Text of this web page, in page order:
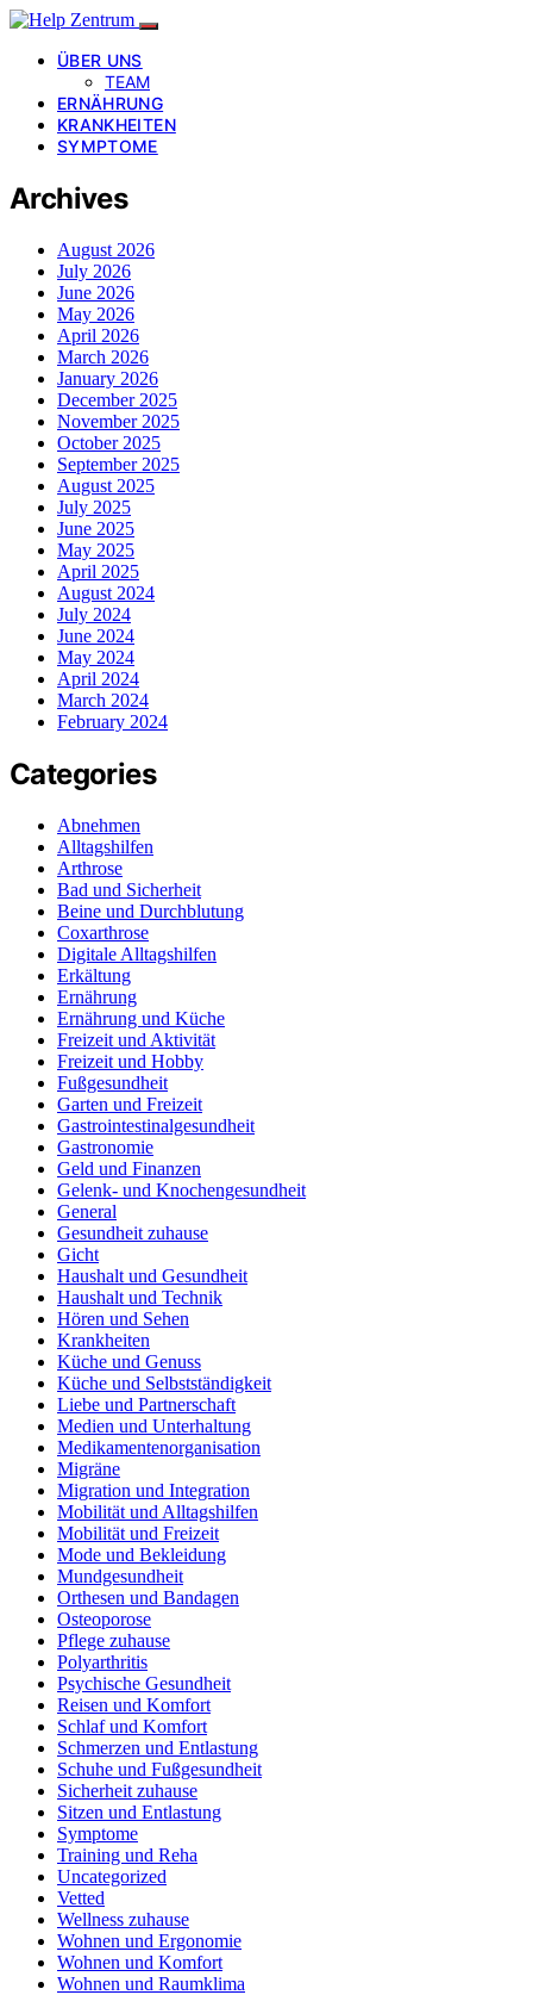
ÜBER UNS
TEAM
ERNÄHRUNG
KRANKHEITEN
SYMPTOME
Archives
August 2026
July 2026
June 2026
May 2026
April 2026
March 2026
January 2026
December 2025
November 2025
October 2025
September 2025
August 2025
July 2025
June 2025
May 2025
April 2025
August 2024
July 2024
June 2024
May 2024
April 2024
March 2024
February 2024
Categories
Abnehmen
Alltagshilfen
Arthrose
Bad und Sicherheit
Beine und Durchblutung
Coxarthrose
Digitale Alltagshilfen
Erkältung
Ernährung
Ernährung und Küche
Freizeit und Aktivität
Freizeit und Hobby
Fußgesundheit
Garten und Freizeit
Gastrointestinalgesundheit
Gastronomie
Geld und Finanzen
Gelenk- und Knochengesundheit
General
Gesundheit zuhause
Gicht
Haushalt und Gesundheit
Haushalt und Technik
Hören und Sehen
Krankheiten
Küche und Genuss
Küche und Selbstständigkeit
Liebe und Partnerschaft
Medien und Unterhaltung
Medikamentenorganisation
Migräne
Migration und Integration
Mobilität und Alltagshilfen
Mobilität und Freizeit
Mode und Bekleidung
Mundgesundheit
Orthesen und Bandagen
Osteoporose
Pflege zuhause
Polyarthritis
Psychische Gesundheit
Reisen und Komfort
Schlaf und Komfort
Schmerzen und Entlastung
Schuhe und Fußgesundheit
Sicherheit zuhause
Sitzen und Entlastung
Symptome
Training und Reha
Uncategorized
Vetted
Wellness zuhause
Wohnen und Ergonomie
Wohnen und Komfort
Wohnen und Raumklima